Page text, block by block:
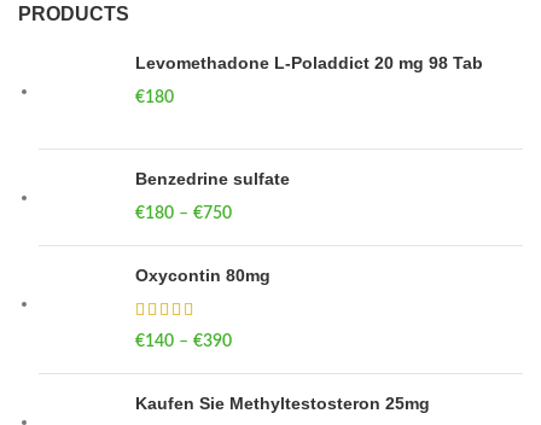
PRODUCTS
Levomethadone L-Poladdict 20 mg 98 Tab
€180
Benzedrine sulfate
€180 – €750
Oxycontin 80mg
€140 – €390
Kaufen Sie Methyltestosteron 25mg